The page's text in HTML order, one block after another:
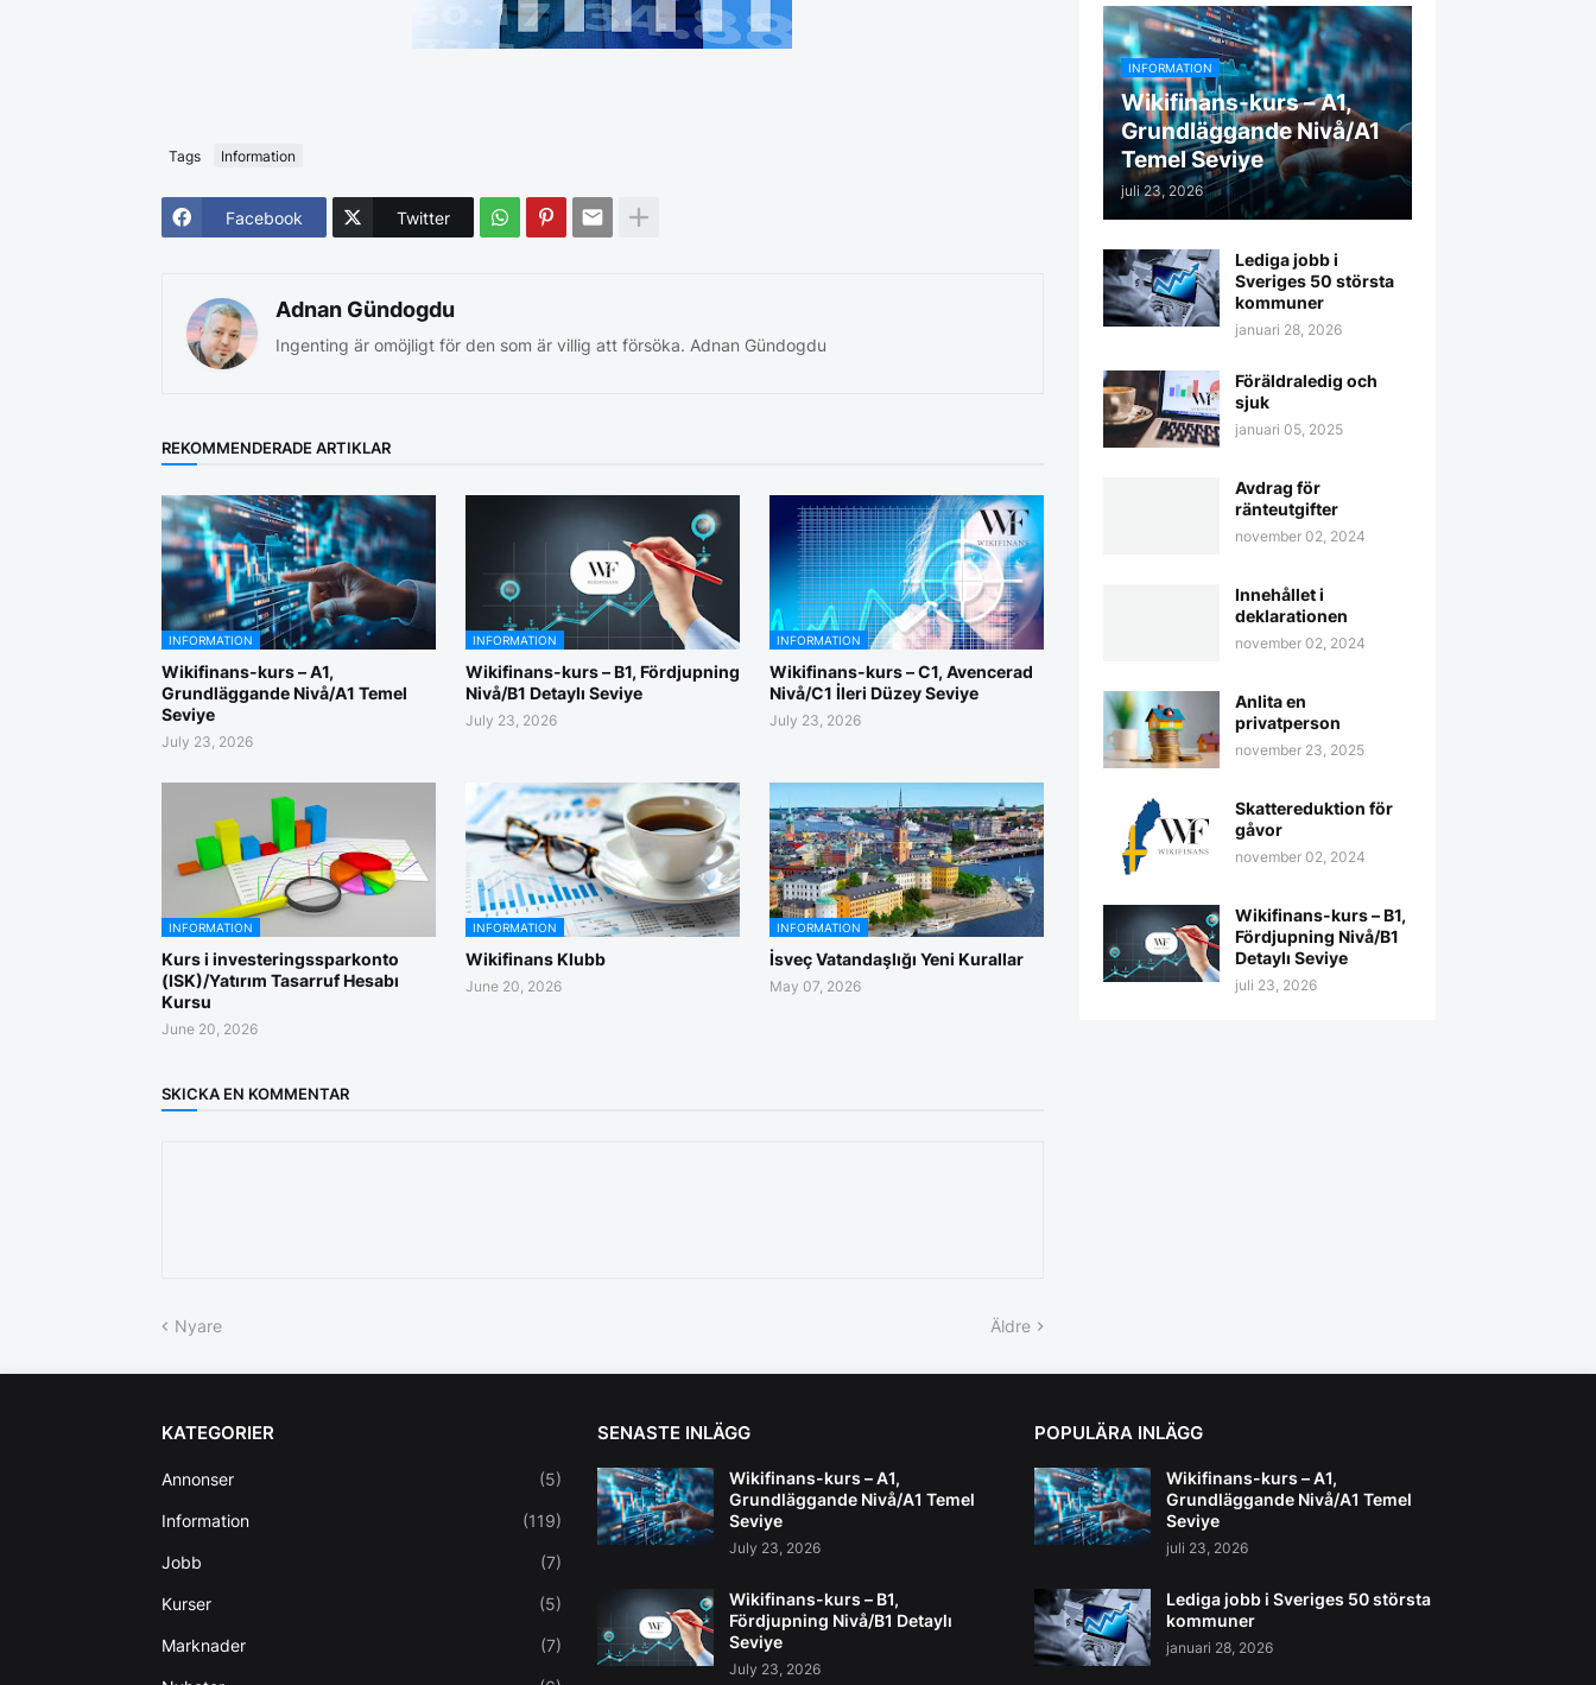
Tags Information
Facebook Twitter
Adnan Gündogdu
Ingenting är omöjligt för den som är villig att försöka. Adnan Gündogdu
REKOMMENDERADE ARTIKLAR
INFORMATION
Wikifinans-kurs – A1,
Grundläggande Nivå/A1 Temel
Seviye
July 23, 2026
INFORMATION
Wikifinans-kurs – B1, Fördjupning
Nivå/B1 Detaylı Seviye
July 23, 2026
INFORMATION
Wikifinans-kurs – C1, Avencerad
Nivå/C1 İleri Düzey Seviye
July 23, 2026
INFORMATION
Kurs i investeringssparkonto
(ISK)/Yatırım Tasarruf Hesabı
Kursu
June 20, 2026
INFORMATION
Wikifinans Klubb
June 20, 2026
INFORMATION
İsveç Vatandaşlığı Yeni Kurallar
May 07, 2026
SKICKA EN KOMMENTAR
Nyare Äldre
INFORMATION
Wikifinans-kurs – A1,
Grundläggande Nivå/A1
Temel Seviye
juli 23, 2026
Lediga jobb i
Sveriges 50 största
kommuner
januari 28, 2026
Föräldraledig och
sjuk
januari 05, 2025
Avdrag för
ränteutgifter
november 02, 2024
Innehållet i
deklarationen
november 02, 2024
Anlita en
privatperson
november 23, 2025
Skattereduktion för
gåvor
november 02, 2024
Wikifinans-kurs – B1,
Fördjupning Nivå/B1
Detaylı Seviye
juli 23, 2026
KATEGORIER
Annonser (5)
Information (119)
Jobb (7)
Kurser (5)
Marknader (7)
SENASTE INLÄGG
Wikifinans-kurs – A1,
Grundläggande Nivå/A1 Temel
Seviye
July 23, 2026
Wikifinans-kurs – B1,
Fördjupning Nivå/B1 Detaylı
Seviye
July 23, 2026
POPULÄRA INLÄGG
Wikifinans-kurs – A1,
Grundläggande Nivå/A1 Temel
Seviye
juli 23, 2026
Lediga jobb i Sveriges 50 största
kommuner
januari 28, 2026